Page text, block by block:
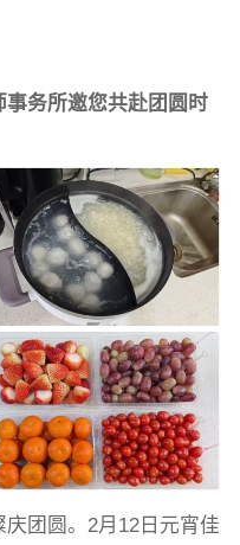
务所邀您共赴团圆时
团圆。2月12日元宵佳